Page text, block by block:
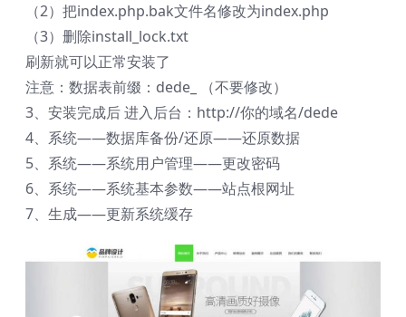
（2）把index.php.bak文件名修改为index.php
（3）删除install_lock.txt
刷新就可以正常安装了
注意：数据表前缀：dede_ （不要修改）
3、安装完成后 进入后台：http://你的域名/dede
4、系统——数据库备份/还原——还原数据
5、系统——系统用户管理——更改密码
6、系统——系统基本参数——站点根网址
7、生成——更新系统缓存